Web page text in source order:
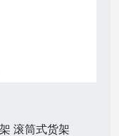
滚筒式货架